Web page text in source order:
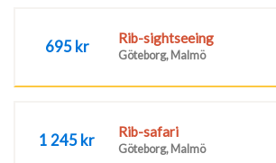
695 kr Rib-sightseeing
Göteborg, Malmö
1 245 kr Rib-safari
Göteborg, Malmö